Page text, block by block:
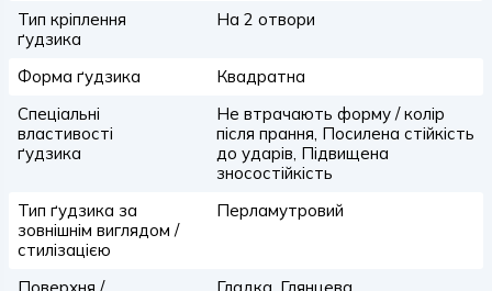
Тип кріплення
ґудзика
На 2 отвори
Форма ґудзика
Квадратна
Спеціальні
властивості
ґудзика
Не втрачають форму / колір
після прання, Посилена стійкість
до ударів, Підвищена
зносостійкість
Тип ґудзика за
зовнішнім виглядом /
стилізацією
Перламутровий